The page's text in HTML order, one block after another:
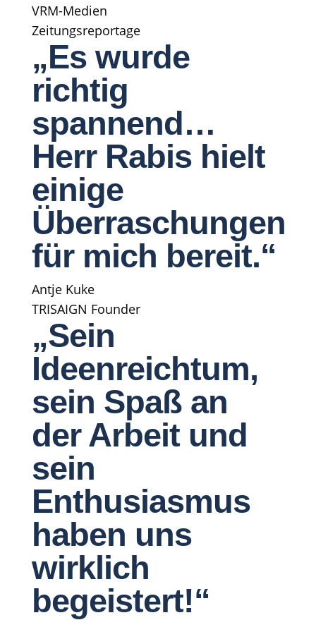
VRM-Medien
Zeitungsreportage
„Es wurde
richtig
spannend…
Herr Rabis hielt
einige
Überraschungen
für mich bereit.“
Antje Kuke
TRISAIGN Founder
„Sein
Ideenreichtum,
sein Spaß an
der Arbeit und
sein
Enthusiasmus
haben uns
wirklich
begeistert!“